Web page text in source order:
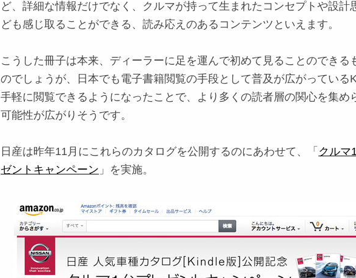
ど、詳細な情報だけでなく、クルマが持って生まれたコンセプトや設計
ども感じ取ることができる、読み応えのあるコンテンツといえます。
こうした冊子は本来、ディーラーに足を運んで初めて見ることのできる
のでしょうが、日本でも電子書籍閲覧の手段として普及が広がっている
手軽に閲覧できるようになったことで、より多くの読者層の関心を集め
可能性が広がりそうです。
日産は昨年11月にこれらのカタログを公開するのにあわせて、「 クルマ
ゼントキャンペーン 」を実施。